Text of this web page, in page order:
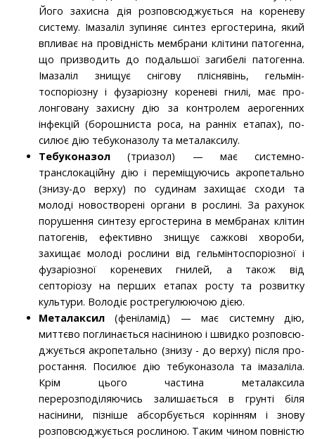
Його захисна дія розповсюджується на кореневу
систему. Імазаліл зупиняє синтез ергостерина, який
впливає на провідність мембрани клітини патогенна,
що призводить до подальшої загибелі патогенна.
Імазаліл знищує снігову пліснявінь, гельмін-
тоспоріозну і фузаріозну кореневі гнилі, має про-
лонговану захисну дію за контролем аерогенних
інфекцій (борош­ниста роса, на ранніх етапах), по­
силює дію тебуконазолу та металаксилу.
Тебуконазол (триазол) — має системно-
транслокаційну дію і переміщуючись акропетально
(знизу-до верху) по судинам захищає сходи та
молоді новостворені органи в рослині. За рахунок
порушення синтезу ергостерина в мембранах клітин
патогенів, ефективно знищує сажкові хвороби,
захищає молоді рослини від гельмінтоспоріозної і
фузаріозної кореневих гнилей, а також від
септоріозу на перших етапах росту та роз­витку
культури. Володіє рострегулюючою дією.
Металаксил (феніламід) — має системну дію,
миттєво поглинається насіниною і швидко розповсю­
джується акропетально (знизу - до верху) після про­
ростання. Посилює дію тебуконазола та імазаліла.
Крім цього частина металаксила
перерозподіляючись залиша­ється в грунті біля
насінини, пізніше абсорбується корінням і знову
розповсюджується рослиною. Таким чином повністю